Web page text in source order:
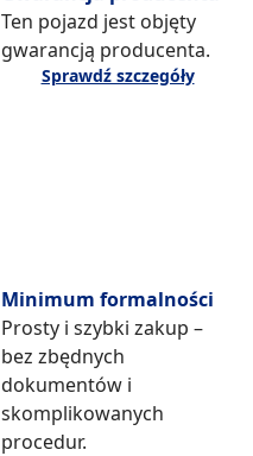
Ten pojazd jest objęty
gwarancją producenta.
Sprawdź szczegóły
Minimum formalności
Prosty i szybki zakup –
bez zbędnych
dokumentów i
skomplikowanych
procedur.